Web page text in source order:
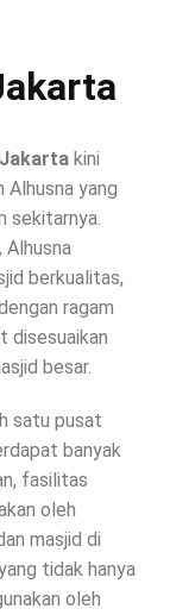
kini
Alhusna yang
sekitarnya.
berkualitas,
ragam
disesuaikan
besar.
satu pusat
banyak
fasilitas
oleh
masjid di
tidak hanya
oleh